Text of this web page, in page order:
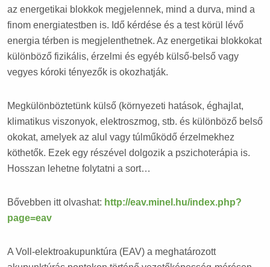
az energetikai blokkok megjelennek, mind a durva, mind a
finom energiatestben is. Idő kérdése és a test körül lévő
energia térben is megjelenthetnek. Az energetikai blokkokat
különböző fizikális, érzelmi és egyéb külső-belső vagy
vegyes kóroki tényezők is okozhatják.
Megkülönböztetünk külső (környezeti hatások, éghajlat,
klimatikus viszonyok, elektroszmog, stb. és különböző belső
okokat, amelyek az alul vagy túlműködő érzelmekhez
köthetők. Ezek egy részével dolgozik a pszichoterápia is.
Hosszan lehetne folytatni a sort…
Bővebben itt olvashat: http://eav.minel.hu/index.php?
page=eav
A Voll-elektroakupunktúra (EAV) a meghatározott